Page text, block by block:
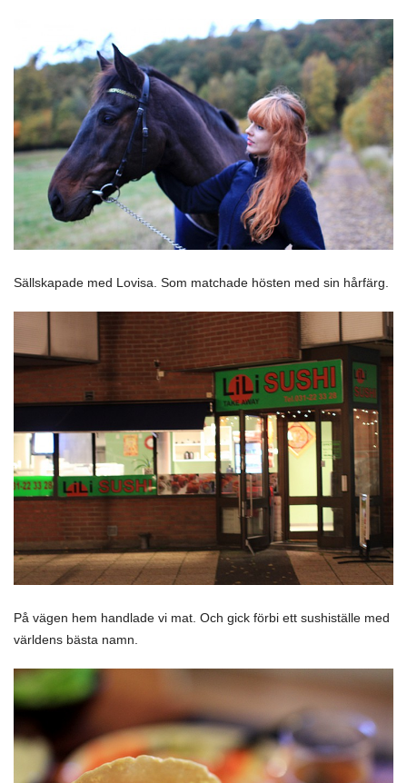
Sällskapade med Lovisa. Som matchade hösten med sin hårfärg.
På vägen hem handlade vi mat. Och gick förbi ett sushiställe med
världens bästa namn.